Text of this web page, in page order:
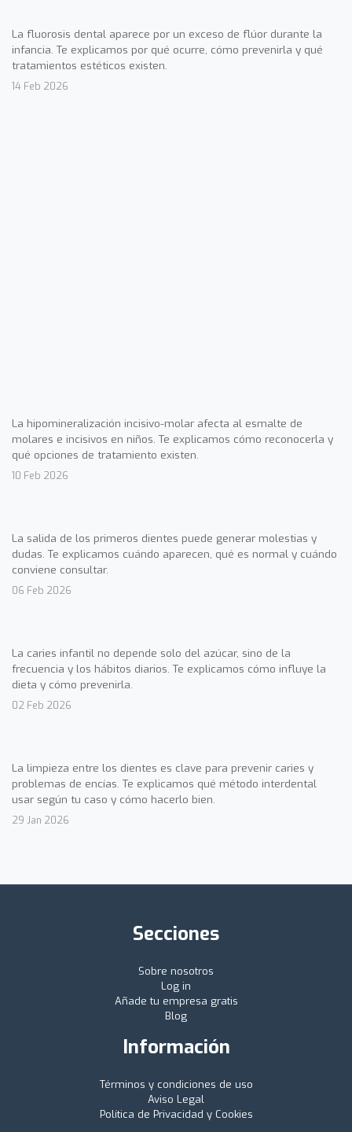
La fluorosis dental aparece por un exceso de flúor durante la
infancia. Te explicamos por qué ocurre, cómo prevenirla y qué
tratamientos estéticos existen.
14 Feb 2026
La hipomineralización incisivo-molar afecta al esmalte de
molares e incisivos en niños. Te explicamos cómo reconocerla y
qué opciones de tratamiento existen.
10 Feb 2026
La salida de los primeros dientes puede generar molestias y
dudas. Te explicamos cuándo aparecen, qué es normal y cuándo
conviene consultar.
06 Feb 2026
La caries infantil no depende solo del azúcar, sino de la
frecuencia y los hábitos diarios. Te explicamos cómo influye la
dieta y cómo prevenirla.
02 Feb 2026
La limpieza entre los dientes es clave para prevenir caries y
problemas de encías. Te explicamos qué método interdental
usar según tu caso y cómo hacerlo bien.
29 Jan 2026
Secciones
Sobre nosotros
Log in
Añade tu empresa gratis
Blog
Información
Términos y condiciones de uso
Aviso Legal
Política de Privacidad y Cookies